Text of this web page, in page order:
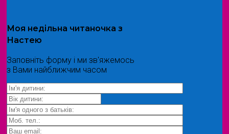
Моя недільна читаночка з
Настею
Заповніть форму і ми зв'яжемось
з Вами найближчим часом